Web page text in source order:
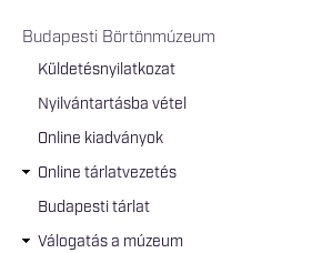
Budapesti Börtönmúzeum
Küldetésnyilatkozat
Nyilvántartásba vétel
Online kiadványok
Online tárlatvezetés
Budapesti tárlat
Válogatás a múzeum